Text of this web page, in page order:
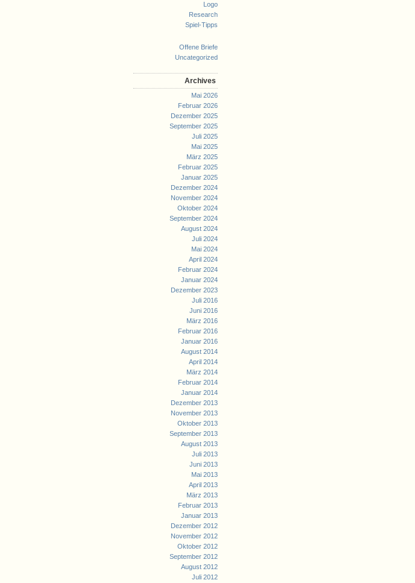
Logo
Research
Spiel-Tipps
Offene Briefe
Uncategorized
Archives
Mai 2026
Februar 2026
Dezember 2025
September 2025
Juli 2025
Mai 2025
März 2025
Februar 2025
Januar 2025
Dezember 2024
November 2024
Oktober 2024
September 2024
August 2024
Juli 2024
Mai 2024
April 2024
Februar 2024
Januar 2024
Dezember 2023
Juli 2016
Juni 2016
März 2016
Februar 2016
Januar 2016
August 2014
April 2014
März 2014
Februar 2014
Januar 2014
Dezember 2013
November 2013
Oktober 2013
September 2013
August 2013
Juli 2013
Juni 2013
Mai 2013
April 2013
März 2013
Februar 2013
Januar 2013
Dezember 2012
November 2012
Oktober 2012
September 2012
August 2012
Juli 2012